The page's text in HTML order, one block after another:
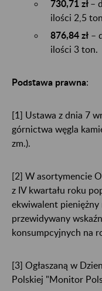
730,71 zł –
ilości 2,5
876,84 zł –
ilości 3 ton.
Podstawa prawna:
[1] Ustawa z dnia 7
górnictwa węgla
zm.).
[2] W asortymencie
z IV kwartału roku
ekwiwalent pieniężny
przewidywany
konsumpcyjnych na
[3] Ogłaszaną w
Polskiej "Monitor